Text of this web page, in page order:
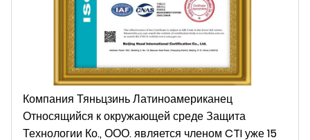
Компания Тяньцзинь Латиноамериканец
Относящийся к окружающей среде Защита
Технологии Ко., ООО. является членом CTI уже 15